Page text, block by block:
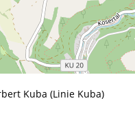
Kuba (Linie Kuba)